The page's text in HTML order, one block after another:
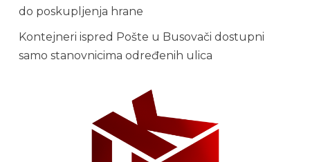
do poskupljenja hrane
Kontejneri ispred Pošte u Busovači dostupni
samo stanovnicima određenih ulica